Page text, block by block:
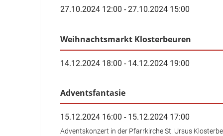
27.10.2024 12:00 - 27.10.2024 15:00
Weihnachtsmarkt Klosterbeuren
14.12.2024 18:00 - 14.12.2024 19:00
Adventsfantasie
15.12.2024 16:00 - 15.12.2024 17:00
Adventskonzert in der Pfarrkirche St. Ursus